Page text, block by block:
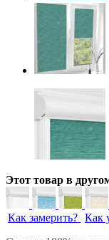
Этот товар в
Как замерить? Как